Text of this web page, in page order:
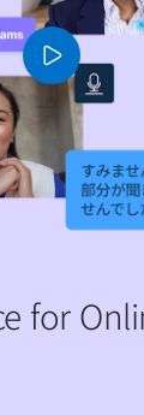
for